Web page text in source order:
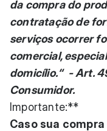
da compra do
contratação de
serviços ocorrer
comercial,
domicílio.“ - Art.
Consumidor.
Importante:**
Caso sua